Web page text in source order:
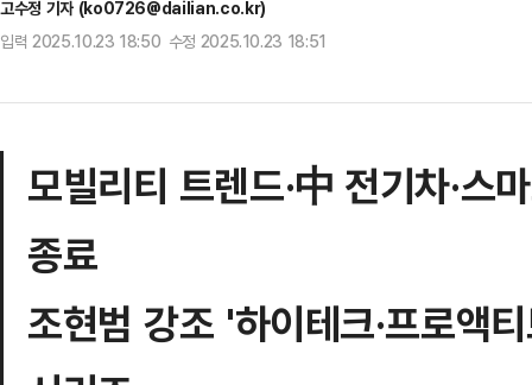
고수정 기자 (ko0726@dailian.co.kr)
입력 2025.10.23 18:50 수정 2025.10.23 18:51
모빌리티 트렌드·中 전기차·스
종료
조현범 강조 '하이테크·프로액